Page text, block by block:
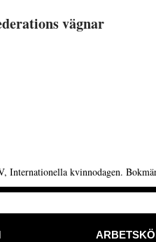
vägnar
, Internationella kvinnodagen.